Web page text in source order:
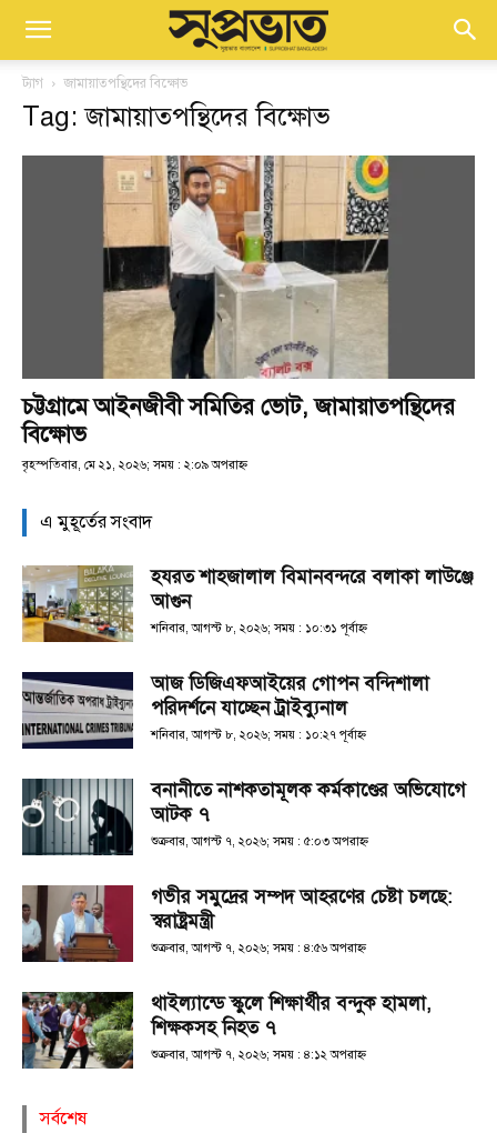
ট্যাগ জামায়াতপন্থিদের বিক্ষোভ
Tag: জামায়াতপন্থিদের বিক্ষোভ
চট্টগ্রামে আইনজীবী সমিতির ভোট, জামায়াতপন্থিদের
বিক্ষোভ
বৃহস্পতিবার, মে ২১, ২০২৬; সময় : ২:০৯ অপরাহ্ণ
এ মুহূর্তের সংবাদ
হযরত শাহজালাল বিমানবন্দরে বলাকা লাউঞ্জে
আগুন
শনিবার, আগস্ট ৮, ২০২৬; সময় : ১০:৩১ পূর্বাহ্ণ
আজ ডিজিএফআইয়ের গোপন বন্দিশালা
পরিদর্শনে যাচ্ছেন ট্রাইব্যুনাল
শনিবার, আগস্ট ৮, ২০২৬; সময় : ১০:২৭ পূর্বাহ্ণ
বনানীতে নাশকতামূলক কর্মকাণ্ডের অভিযোগে
আটক ৭
শুক্রবার, আগস্ট ৭, ২০২৬; সময় : ৫:০৩ অপরাহ্ণ
গভীর সমুদ্রের সম্পদ আহরণের চেষ্টা চলছে:
স্বরাষ্ট্রমন্ত্রী
শুক্রবার, আগস্ট ৭, ২০২৬; সময় : ৪:৫৬ অপরাহ্ণ
থাইল্যান্ডে স্কুলে শিক্ষার্থীর বন্দুক হামলা,
শিক্ষকসহ নিহত ৭
শুক্রবার, আগস্ট ৭, ২০২৬; সময় : ৪:১২ অপরাহ্ণ
সর্বশেষ